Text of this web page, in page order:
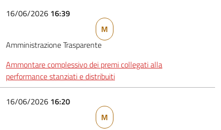
16/06/2026 16:39
M
Amministrazione Trasparente
Ammontare complessivo dei premi collegati alla
performance stanziati e distribuiti
16/06/2026 16:20
M